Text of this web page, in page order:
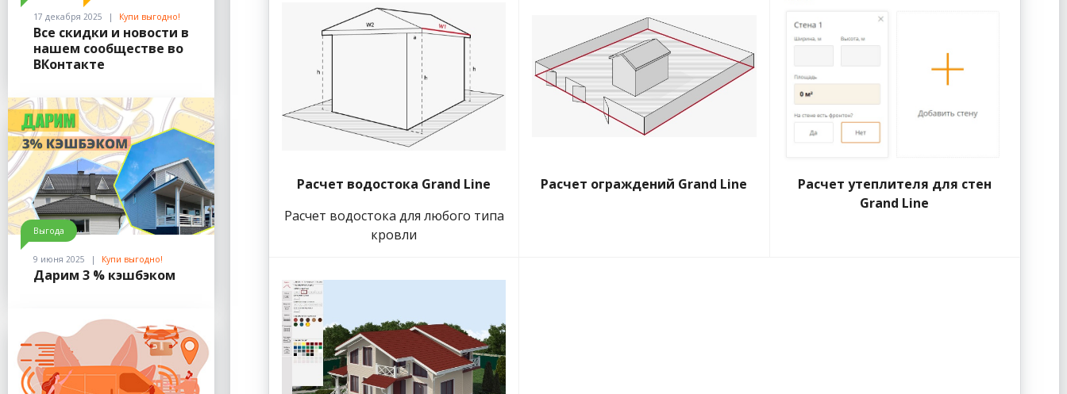
Расчет водостока Grand Line
Расчет водостока для любого типа
кровли
Расчет ограждений Grand Line
Расчет утеплителя для стен
Grand Line
Приятные мелочи
17 декабря 2025 Купи выгодно!
Все скидки и новости в
нашем сообществе во
ВКонтакте
Выгода
9 июня 2025 Купи выгодно!
Дарим 3 % кэшбэком